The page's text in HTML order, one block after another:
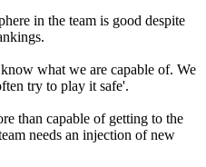
in the team is good despite
what we are capable of. We
try to play it safe'.
than capable of getting to the
needs an injection of new